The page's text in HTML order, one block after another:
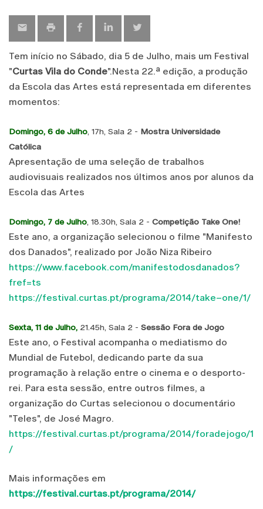
Tem início no Sábado, dia 5 de Julho, mais um Festival
"Curtas Vila do Conde".Nesta 22.ª edição, a produção
da Escola das Artes está representada em diferentes
momentos:
Domingo, 6 de Julho , 17h, Sala 2 - Mostra Universidade
Católica
Apresentação de uma seleção de trabalhos
audiovisuais realizados nos últimos anos por alunos da
Escola das Artes
Domingo, 7 de Julho , 18.30h, Sala 2 - Competição Take One!
Este ano, a organização selecionou o filme "Manifesto
dos Danados", realizado por João Niza Ribeiro
https://www.facebook.com/manifestodosdanados?
fref=ts
https://festival.curtas.pt/programa/2014/take–one/1/
Sexta, 11 de Julho, 21.45h, Sala 2 - Sessão Fora de Jogo
Este ano, o Festival acompanha o mediatismo do
Mundial de Futebol, dedicando parte da sua
programação à relação entre o cinema e o desporto-
rei. Para esta sessão, entre outros filmes, a
organização do Curtas selecionou o documentário
"Teles", de José Magro.
https://festival.curtas.pt/programa/2014/foradejogo/1
/
Mais informações em
https://festival.curtas.pt/programa/2014/